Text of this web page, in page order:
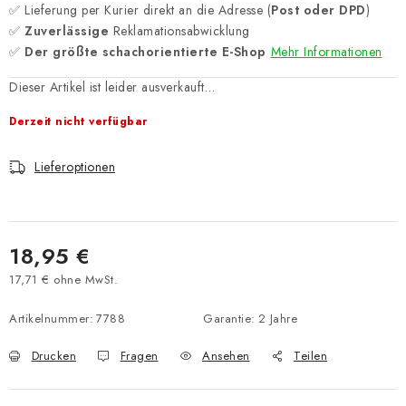
✅ Lieferung per Kurier direkt an die Adresse (Post oder DPD)
✅ Zuverlässige Reklamationsabwicklung
✅ Der größte schachorientierte E-Shop Mehr Informationen
Dieser Artikel ist leider ausverkauft…
Derzeit nicht verfügbar
Lieferoptionen
18,95 €
17,71 € ohne MwSt.
Artikelnummer: 7788 Garantie: 2 Jahre
Drucken Fragen Ansehen Teilen